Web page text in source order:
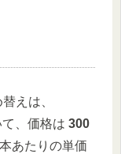
えは、
、価格は 300
あたりの単価